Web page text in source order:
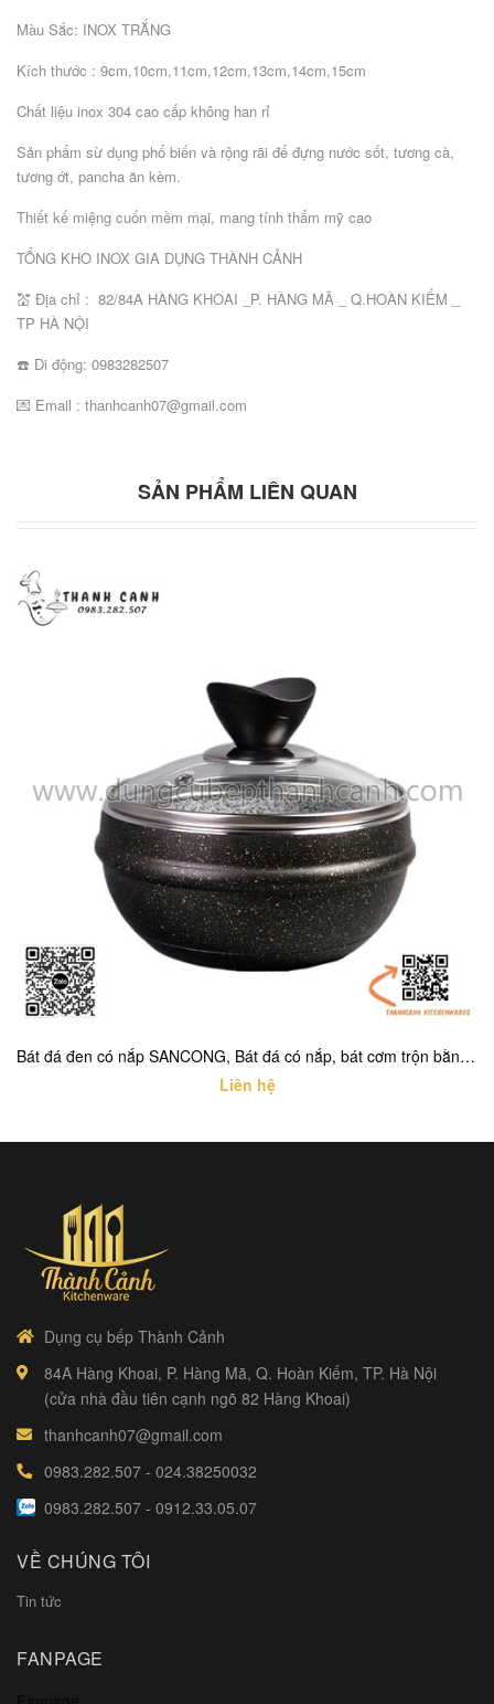
Màu Sắc: INOX TRẮNG
Kích thước : 9cm,10cm,11cm,12cm,13cm,14cm,15cm
Chất liệu inox 304 cao cấp không han rỉ
Sản phẩm sừ dụng phổ biến và rộng rãi để đựng nước sốt, tương cà,
tương ớt, pancha ăn kèm.
Thiết kế miệng cuốn mềm mại, mang tính thẩm mỹ cao
TỔNG KHO INOX GIA DỤNG THÀNH CẢNH
💒 Địa chỉ : 82/84A HÀNG KHOAI _P. HÀNG MÃ _ Q.HOÀN KIẾM _
TP HÀ NỘI
☎️ Di động: 0983282507
💌 Email : thanhcanh07@gmail.com
SẢN PHẨM LIÊN QUAN
Bát đá đen có nắp SANCONG, Bát đá có nắp, bát cơm trộn bằng đá có nắp
Liên hệ
Dụng cụ bếp Thành Cảnh
84A Hàng Khoai, P. Hàng Mã, Q. Hoàn Kiếm, TP. Hà Nội
(cửa nhà đầu tiên cạnh ngõ 82 Hàng Khoai)
thanhcanh07@gmail.com
0983.282.507 - 024.38250032
0983.282.507 - 0912.33.05.07
VỀ CHÚNG TÔI
Tin tức
FANPAGE